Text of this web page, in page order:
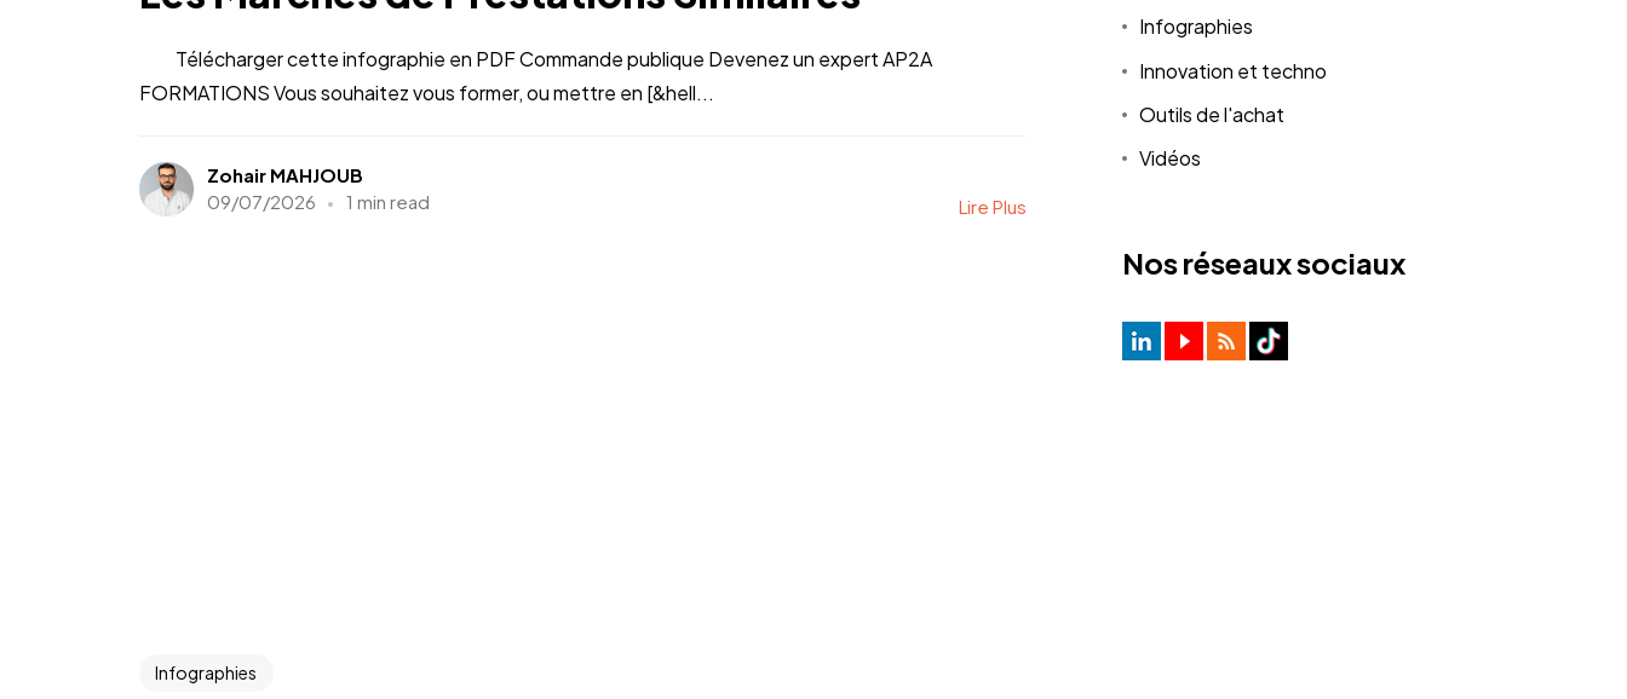
Télécharger cette infographie en PDF Commande publique Devenez un expert AP2A
FORMATIONS Vous souhaitez vous former, ou mettre en [&hell...
Zohair MAHJOUB
09/07/2026
1 min read Lire Plus
Infographies
Infographies
Innovation et techno
Outils de l'achat
Vidéos
Nos réseaux sociaux